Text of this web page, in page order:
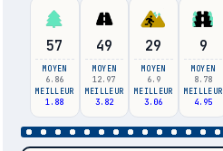
57
MOYEN
6.86
MEILLEUR
1.88
49
MOYEN
12.97
MEILLEUR
3.82
29
MOYEN
6.9
MEILLEUR
3.06
9
MOYEN
8.78
MEILLEUR
4.95